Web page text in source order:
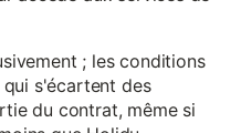
; les conditions
s'écartent des
du contrat, même si